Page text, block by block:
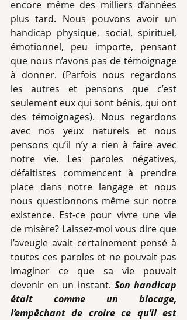
encore même des milliers d’années
plus tard. Nous pouvons avoir un
handicap physique, social, spirituel,
émotionnel, peu importe, pensant
que nous n’avons pas de témoignage
à donner. (Parfois nous regardons
les autres et pensons que c’est
seulement eux qui sont bénis, qui ont
des témoignages). Nous regardons
avec nos yeux naturels et nous
pensons qu’il n’y a rien à faire avec
notre vie. Les paroles négatives,
défaitistes commencent à prendre
place dans notre langage et nous
nous questionnons même sur notre
existence. Est-ce pour vivre une vie
de misère? Laissez-moi vous dire que
l’aveugle avait certainement pensé à
toutes ces paroles et ne pouvait pas
imaginer ce que sa vie pouvait
devenir en un instant. Son handicap
était comme un blocage,
l’empêchant de croire ce qu’il est